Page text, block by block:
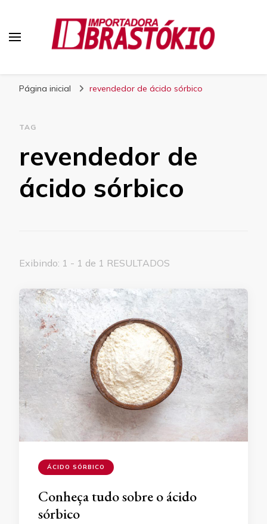
Página inicial revendedor de ácido sórbico
TAG
revendedor de
ácido sórbico
Exibindo: 1 - 1 de 1 RESULTADOS
ÁCIDO SÓRBICO
Conheça tudo sobre o ácido
sórbico